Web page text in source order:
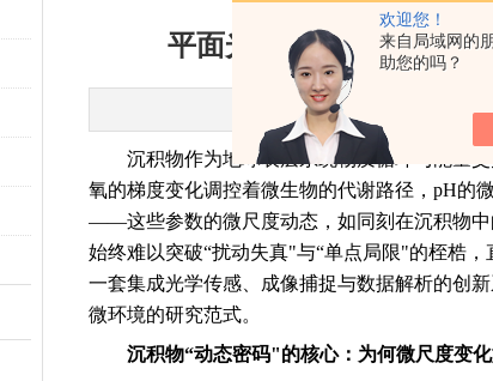
欢迎您！
来自局域网的
助您的吗？
平面光极技术解析沉积
沉积物作为地球表层系统物质循环与能量
氧的梯度变化调控着微生物的代谢路径，pH的
——这些参数的微尺度动态，如同刻在沉积物中
始终难以突破“扰动失真"与“单点局限"的桎梏
一套集成光学传感、成像捕捉与数据解析的创
微环境的研究范式。
沉积物“动态密码"的核心：为何微尺度变